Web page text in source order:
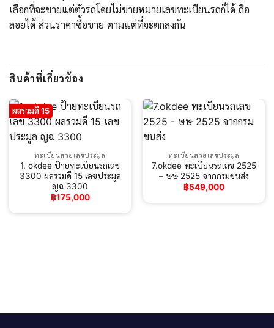
เลือกที่จะขายแต่ตัวรถโดยไม่ขายหมายเลขทะเบียนรถก็ได้ ถือ
ลอยได้ ส่วนราคาซื้อขาย ตามแต่ที่จะตกลงกัน
สินค้าที่เกี่ยวข้อง
ผลรวมดี 15
ทะเบียนสวยเลขประมูล
1. okdee ป้ายทะเบียนรถเลข
3300 ผลรวมดี 15 เลขประมูล
ญฉ 3300
฿175,000
ทะเบียนสวยเลขประมูล
7.okdee ทะเบียนรถเลข 2525
– ษษ 2525 จากกรมขนส่ง
฿549,000